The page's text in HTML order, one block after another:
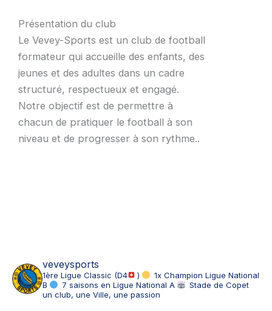
Présentation du club
Le Vevey-Sports est un club de football
formateur qui accueille des enfants, des
jeunes et des adultes dans un cadre
structuré, respectueux et engagé.
Notre objectif est de permettre à
chacun de pratiquer le football à son
niveau et de progresser à son rythme..
veveysports
1ère Ligue Classic (D4 )
1x Champion Ligue National
B
7 saisons en Ligue National A
Stade de Copet
un club, une Ville, une passion